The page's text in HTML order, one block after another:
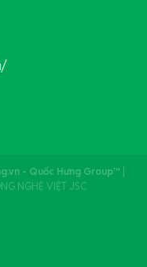
- Quốc Hưng Group™ |
NGHỆ VIỆT JSC